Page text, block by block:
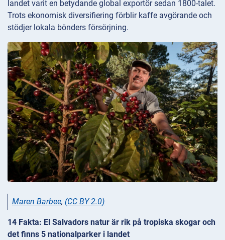
landet varit en betydande global exportör sedan 1800-talet.
Trots ekonomisk diversifiering förblir kaffe avgörande och
stödjer lokala bönders försörjning.
Maren Barbee, (CC BY 2.0)
14 Fakta: El Salvadors natur är rik på tropiska skogar och
det finns 5 nationalparker i landet